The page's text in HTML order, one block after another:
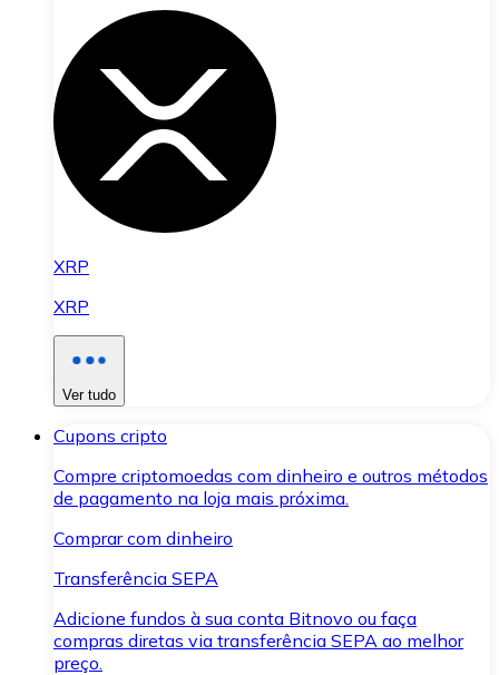
XRP
XRP
Ver tudo
Cupons cripto
Compre criptomoedas com dinheiro e outros métodos
de pagamento na loja mais próxima.
Comprar com dinheiro
Transferência SEPA
Adicione fundos à sua conta Bitnovo ou faça
compras diretas via transferência SEPA ao melhor
preço.